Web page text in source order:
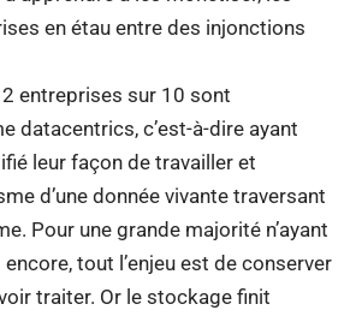
en étau entre des injonctions
2 entreprises sur 10 sont
datacentrics, c’est-à-dire ayant
leur façon de travailler et
d’une donnée vivante traversant
Pour une grande majorité n’ayant
tout l’enjeu est de conserver
traiter. Or le stockage finit